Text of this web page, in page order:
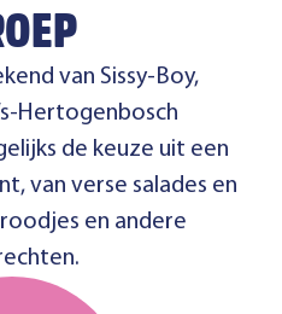
van Sissy-Boy,
Hertogenbosch
de keuze uit een
van verse salades en
en andere